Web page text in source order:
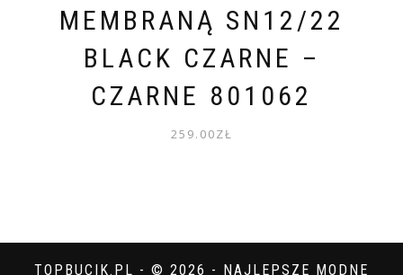
MEMBRANĄ SN12/22
BLACK CZARNE –
CZARNE 801062
259.00ZŁ
TOPBUCIK.PL - © 2026 - NAJLEPSZE MODNE